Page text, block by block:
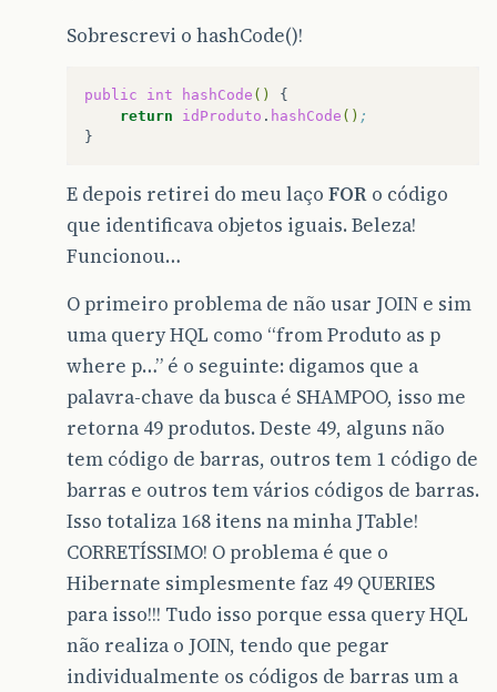
Sobrescrevi o hashCode()!
public int hashCode ()
return
idProduto . hashCode () ;
E depois retirei do meu laço FOR o código
que identificava objetos iguais. Beleza!
Funcionou…
O primeiro problema de não usar JOIN e sim
uma query HQL como “from Produto as p
where p…” é o seguinte: digamos que a
palavra-chave da busca é SHAMPOO, isso me
retorna 49 produtos. Deste 49, alguns não
tem código de barras, outros tem 1 código de
barras e outros tem vários códigos de barras.
Isso totaliza 168 itens na minha JTable!
CORRETÍSSIMO! O problema é que o
Hibernate simplesmente faz 49 QUERIES
para isso!!! Tudo isso porque essa query HQL
não realiza o JOIN, tendo que pegar
individualmente os códigos de barras um a